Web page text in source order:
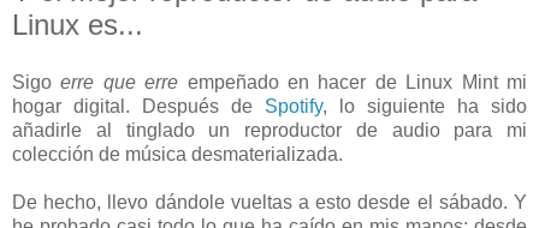
Linux es...
Sigoerre que erre empeñado en hacer de Linux Mint mi
hogar digital. Después de Spotify, lo siguiente ha sido
añadirle al tinglado un reproductor de audio para mi
colección de música desmaterializada.
De hecho, llevo dándole vueltas a esto desde el sábado. Y